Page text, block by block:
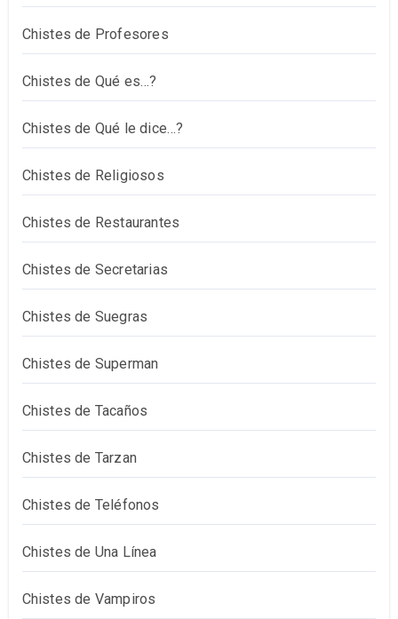
Chistes de Profesores
Chistes de Qué es…?
Chistes de Qué le dice…?
Chistes de Religiosos
Chistes de Restaurantes
Chistes de Secretarias
Chistes de Suegras
Chistes de Superman
Chistes de Tacaños
Chistes de Tarzan
Chistes de Teléfonos
Chistes de Una Línea
Chistes de Vampiros